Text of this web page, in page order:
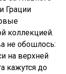
Грации
коллекцией.
не обошлось:
на верхней
кажутся до